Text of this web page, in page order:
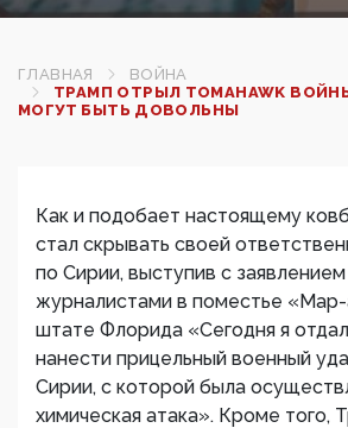
ГЛАВНАЯ
ВОЙНА
ТРАМП ОТРЫЛ TOMAHAWK
МОГУТ БЫТЬ ДОВОЛЬНЫ
Как и подобает настоящему
стал скрывать своей
по Сирии, выступив с
журналистами в поместье
штате Флорида «Сегодня я
нанести прицельный военный
Сирии, с которой была
химическая атака». Кроме того,